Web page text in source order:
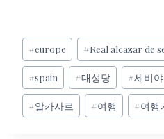
Post
Tags:
#europe #Real alcazar de
#spain #대성당 #세비야
#알카사르 #여행 #여행